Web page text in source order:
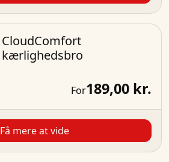
CloudComfort
kærlighedsbro
For189,00 kr.
Få mere at vide